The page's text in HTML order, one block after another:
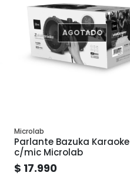
AGOTADO
Microlab
Parlante Bazuka Karaoke
c/mic Microlab
$ 17.990